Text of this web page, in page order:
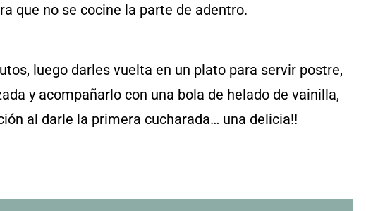
que no se cocine la parte de adentro.
luego darles vuelta en un plato para servir postre,
y acompañarlo con una bola de helado de vainilla,
al darle la primera cucharada… una delicia!!